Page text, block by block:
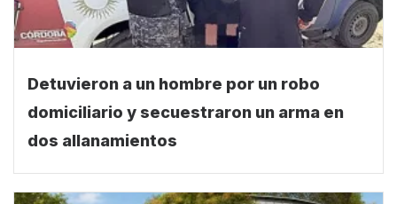
Detuvieron a un hombre por un robo
domiciliario y secuestraron un arma en
dos allanamientos